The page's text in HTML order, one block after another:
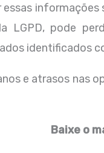
LGPD, pode
identificados
e atrasos nas
Baixe o